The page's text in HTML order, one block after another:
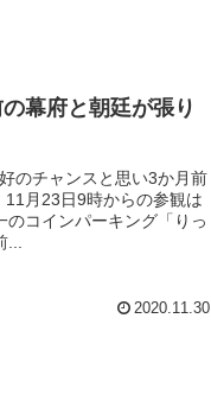
幕府と朝廷が張り
のチャンスと思い3か月前
月23日9時からの参観は
コインパーキング「りっ
2020.11.30